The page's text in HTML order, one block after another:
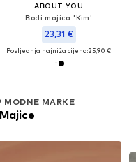
ABOUT YOU
Bodi majica 'Kim'
23,31 €
Posljednja najniža cijena:25,90 €
MODNE MARKE